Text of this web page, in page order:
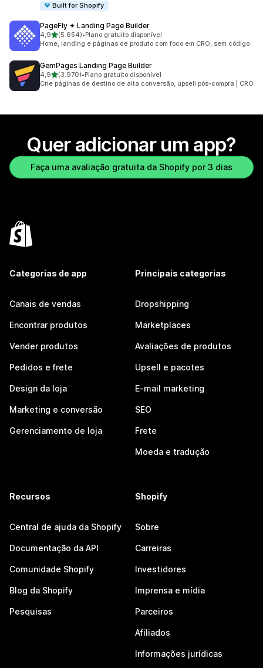
Built for Shopify
PageFly ✦ Landing Page Builder
4,9de 5 estrelas
(5.654)
5654 avaliações ao todo
•Plano gratuito disponível
Home, landing e páginas de produto com foco em CRO, sem código
GemPages Landing Page Builder
4,9de 5 estrelas
(3.970)
3970 avaliações ao todo
•Plano gratuito disponível
Crie páginas de destino de alta conversão, upsell pós-compra | CRO
Quer adicionar um app?
Faça uma avaliação gratuita da Shopify por 3 dias
Categorias de app
Canais de vendas
Encontrar produtos
Vender produtos
Pedidos e frete
Design da loja
Marketing e conversão
Gerenciamento de loja
Principais categorias
Dropshipping
Marketplaces
Avaliações de produtos
Upsell e pacotes
E-mail marketing
SEO
Frete
Moeda e tradução
Recursos
Central de ajuda da Shopify
Documentação da API
Comunidade Shopify
Blog da Shopify
Pesquisas
Shopify
Sobre
Carreiras
Investidores
Imprensa e mídia
Parceiros
Afiliados
Informações jurídicas